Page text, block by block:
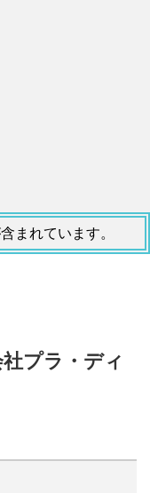
まれています。
プラ・ディ